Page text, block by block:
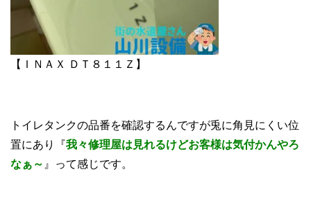
【ＩＮＡＸ ＤＴ８１１Ｚ】
トイレタンクの品番を確認するんですが兎に角見にくい位
置にあり『我々修理屋は見れるけどお客様は気付かんやろ
なぁ～ 』って感じです。